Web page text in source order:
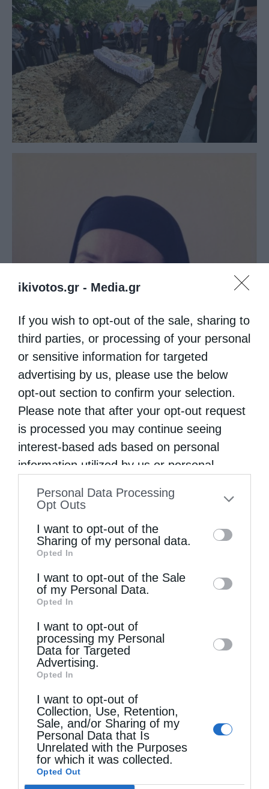
ikivotos.gr - Media.gr
If you wish to opt-out of the sale, sharing to
third parties, or processing of your personal
or sensitive information for targeted
advertising by us, please use the below
opt-out section to confirm your selection.
Please note that after your opt-out request
is processed you may continue seeing
interest-based ads based on personal
information utilized by us or personal
to your opt-out. You may separately opt-out
information by third parties on the IAB’s list
of downstream participants. This
information may also be disclosed by us to
third parties on theIAB’s List of
Downstream Participants
disclose it to other third parties.
Personal Data Processing
Opt Outs
I want to opt-out of the
Sharing of my personal data.
Opted In
I want to opt-out of the Sale
of my Personal Data.
Opted In
I want to opt-out of
processing my Personal
Data for Targeted
Advertising.
Opted In
I want to opt-out of
Collection, Use, Retention,
Sale, and/or Sharing of my
Personal Data that Is
Unrelated with the Purposes
for which it was collected.
Opted Out